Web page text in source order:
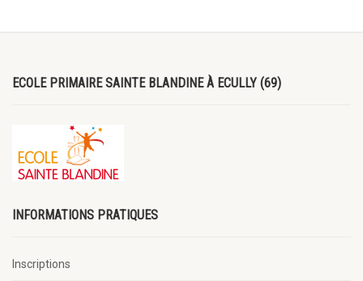
ECOLE PRIMAIRE SAINTE BLANDINE À ECULLY (69)
INFORMATIONS PRATIQUES
Inscriptions